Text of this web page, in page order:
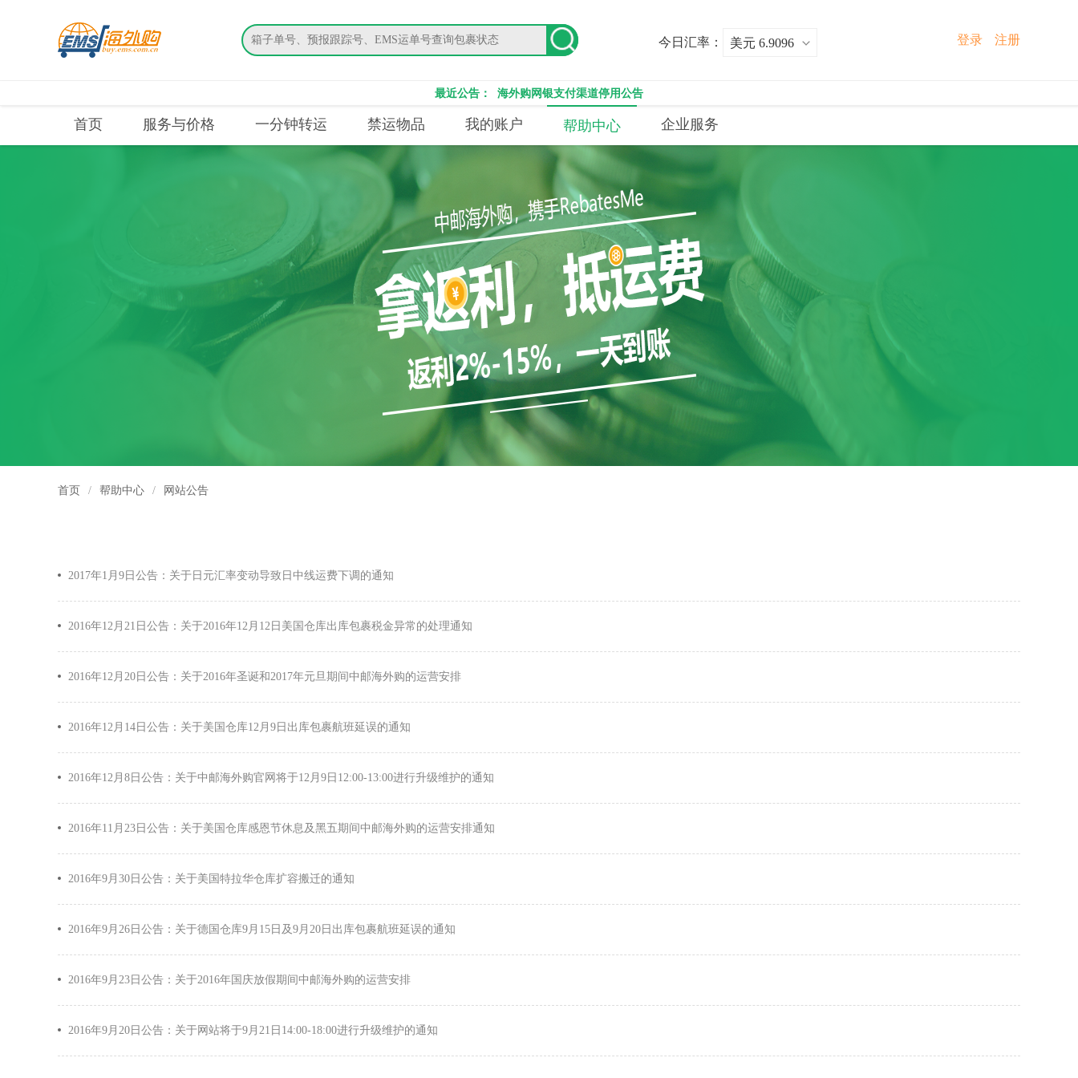
搜索 今日汇率： 美元 6.9096 登录 注册
最近公告： 海外购网银支付渠道停用公告
首页 服务与价格 一分钟转运 禁运物品 我的账户 帮助中心 企业服务
首页 / 帮助中心 / 网站公告
2017年1月9日公告：关于日元汇率变动导致日中线运费下调的通知
2016年12月21日公告：关于2016年12月12日美国仓库出库包裹税金异常的处理通知
2016年12月20日公告：关于2016年圣诞和2017年元旦期间中邮海外购的运营安排
2016年12月14日公告：关于美国仓库12月9日出库包裹航班延误的通知
2016年12月8日公告：关于中邮海外购官网将于12月9日12:00-13:00进行升级维护的通知
2016年11月23日公告：关于美国仓库感恩节休息及黑五期间中邮海外购的运营安排通知
2016年9月30日公告：关于美国特拉华仓库扩容搬迁的通知
2016年9月26日公告：关于德国仓库9月15日及9月20日出库包裹航班延误的通知
2016年9月23日公告：关于2016年国庆放假期间中邮海外购的运营安排
2016年9月20日公告：关于网站将于9月21日14:00-18:00进行升级维护的通知